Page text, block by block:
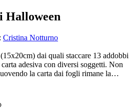
Halloween
Cristina Notturno
adesiva con diversi soggetti. Non
la carta dai fogli rimane la
con le sabbie Sabbiarelli® (sabbia non